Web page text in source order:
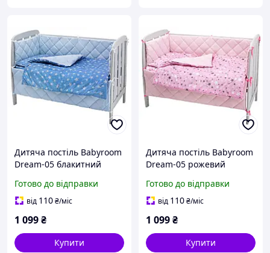
Дитяча постіль Babyroom
Dream-05 блакитний
Готово до відправки
від 110₴/міс
1 099₴
Купити
Дитяча постіль Babyroom
Dream-05 рожевий
Готово до відправки
від 110₴/міс
1 099₴
Купити